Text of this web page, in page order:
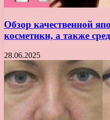
Обзор качественной
косметики, а также
28.06.2025